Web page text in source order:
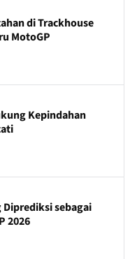
di Trackhouse
MotoGP
Kepindahan
sebagai
2026